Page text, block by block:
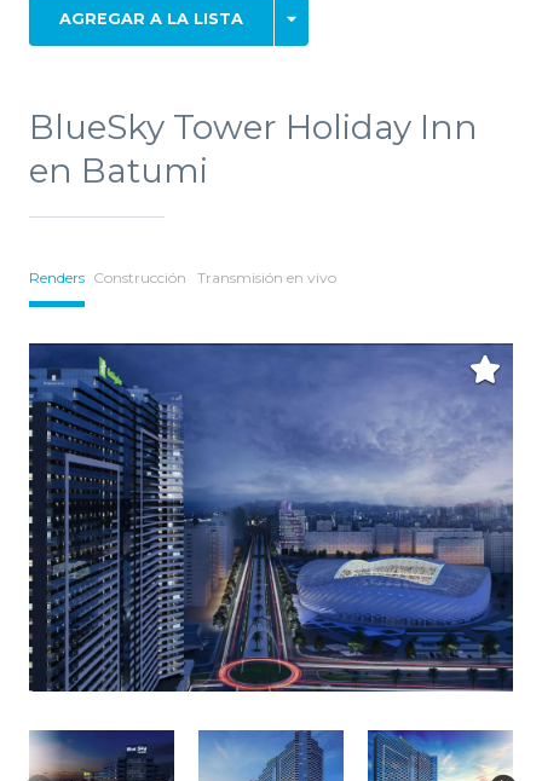
AGREGAR A LA LISTA
BlueSky Tower Holiday Inn
en Batumi
Renders Construcción Transmisión en vivo